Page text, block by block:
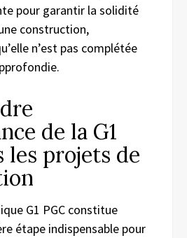
pour garantir la solidité
construction,
n’est pas complétée
de la G1
les projets de
G1 PGC constitue
étape indispensable pour